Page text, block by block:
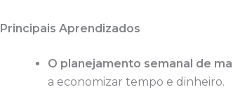
Principais Aprendizados
O planejamento semanal de
a economizar tempo e dinheiro.